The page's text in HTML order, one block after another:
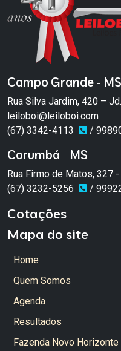
Campo Grande - MS
Rua Silva Jardim, 420 –
leiloboi@leiloboi.com
(67) 3342-4113
/
Corumbá - MS
Rua Firmo de Matos, 327
(67) 3232-5256
/
Cotações
Mapa do site
Home
Quem Somos
Agenda
Resultados
Fazenda Novo Horizonte